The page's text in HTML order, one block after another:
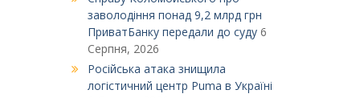
заволодіння понад 9,2 млрд грн
ПриватБанку передали до суду 6
Серпня, 2026
Російська атака знищила
логістичний центр Puma в Україні